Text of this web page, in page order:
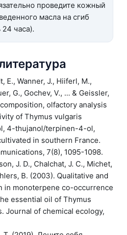
проведите кожный
масла на сгиб
24 часа).
E., Wanner, J., Hiiferl, M.,
G., Gochev, V., ... & Geissler,
olfactory analysis
of Thymus vulgaris
4-thujanol/terpinen-4-ol,
in southern France.
7(8), 1095-1098.
J. D., Chalchat, J. C., Michet,
B. (2003). Qualitative and
in monoterpene co-occurrence
essential oil of Thymus
Journal of chemical ecology,